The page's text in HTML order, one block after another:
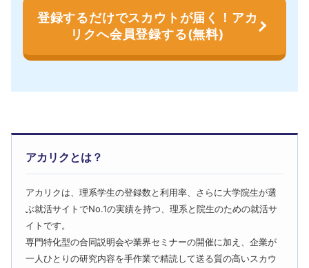
登録するだけでスカウトが届く！アカ
リクへ会員登録する(無料)
アカリクとは？
アカリクは、理系学生の登録数と利用率、さらに大学院生が選
ぶ就活サイトでNo.1の実績を持つ、理系と院生のための就活サ
イトです。
専門特化型の合同説明会や業界セミナーの開催に加え、企業が
一人ひとりの研究内容を手作業で精読して送る質の高いスカウ